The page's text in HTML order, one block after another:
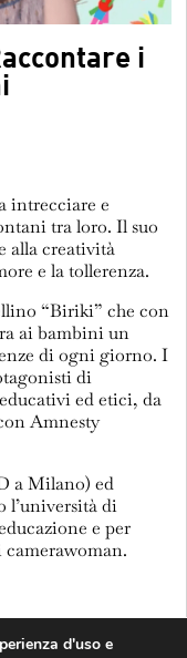
i
intrecciare e
tra loro. Il suo
alla creatività
e la tollerenza.
“Biriki” che con
ai bambini un
di ogni giorno. I
di
ed etici, da
Amnesty
a Milano) ed
l’università di
e per
d'uso e